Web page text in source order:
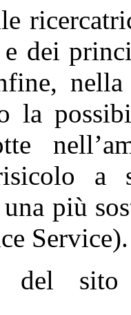
e dei
nella
la
a
più
Service).
del